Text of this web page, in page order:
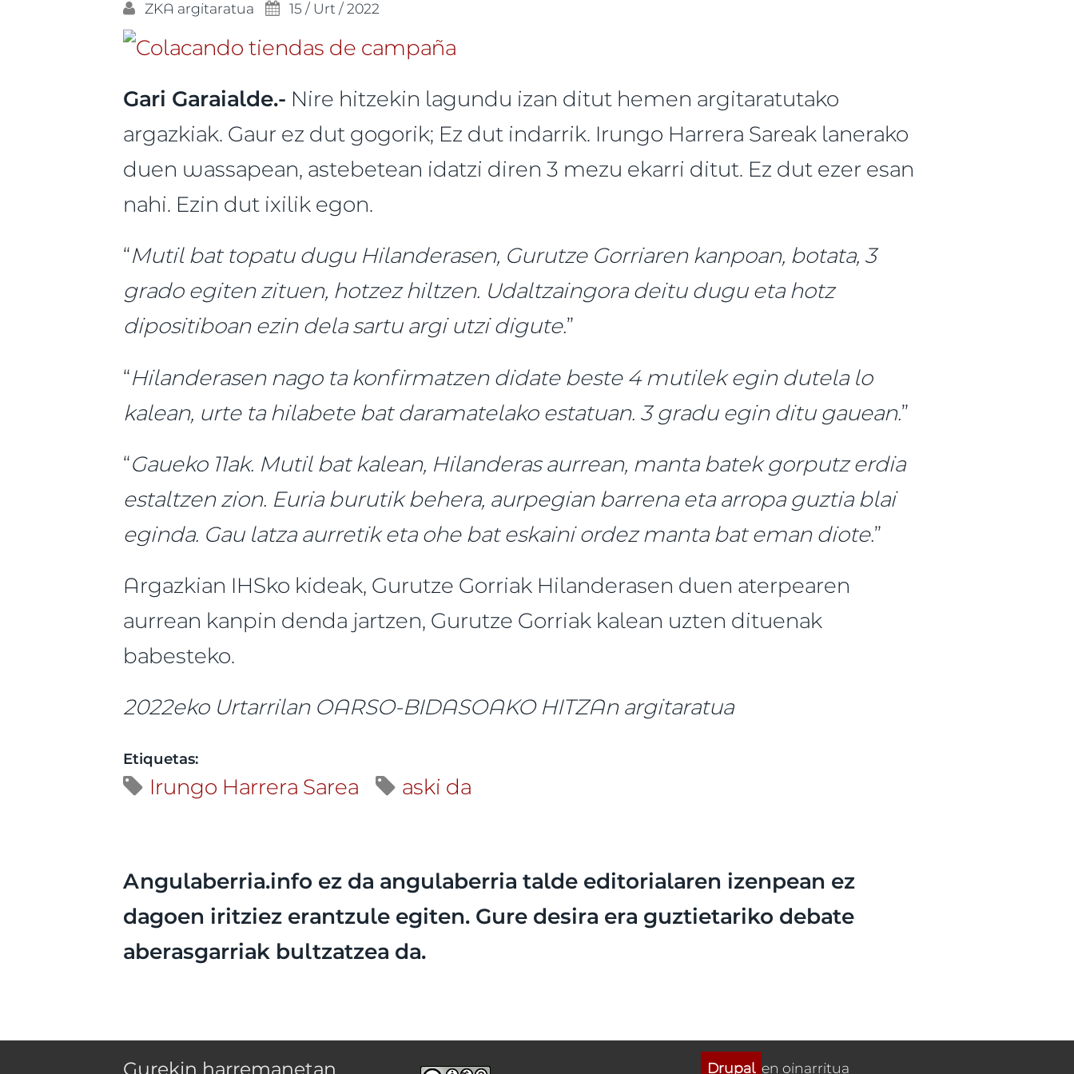
ZKA argitaratua 15 / Urt / 2022
Gari Garaialde.- Nire hitzekin lagundu izan ditut hemen argitaratutako
argazkiak. Gaur ez dut gogorik; Ez dut indarrik. Irungo Harrera Sareak lanerako
duen wassapean, astebetean idatzi diren 3 mezu ekarri ditut. Ez dut ezer esan
nahi. Ezin dut ixilik egon.
“Mutil bat topatu dugu Hilanderasen, Gurutze Gorriaren kanpoan, botata, 3
grado egiten zituen, hotzez hiltzen. Udaltzaingora deitu dugu eta hotz
dipositiboan ezin dela sartu argi utzi digute.”
“Hilanderasen nago ta konfirmatzen didate beste 4 mutilek egin dutela lo
kalean, urte ta hilabete bat daramatelako estatuan. 3 gradu egin ditu gauean.”
“Gaueko 11ak. Mutil bat kalean, Hilanderas aurrean, manta batek gorputz erdia
estaltzen zion. Euria burutik behera, aurpegian barrena eta arropa guztia blai
eginda. Gau latza aurretik eta ohe bat eskaini ordez manta bat eman diote.”
Argazkian IHSko kideak, Gurutze Gorriak Hilanderasen duen aterpearen
aurrean kanpin denda jartzen, Gurutze Gorriak kalean uzten dituenak
babesteko.
2022eko Urtarrilan OARSO-BIDASOAKO HITZAn argitaratua
Etiquetas:
Irungo Harrera Sarea aski da
Angulaberria.info ez da angulaberria talde editorialaren izenpean ez
dagoen iritziez erantzule egiten. Gure desira era guztietariko debate
aberasgarriak bultzatzea da.
Gurekin harremanetan Drupal en oinarritua